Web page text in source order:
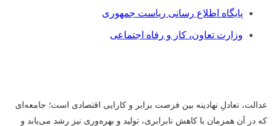
پایگاه اطلاع رسانی ریاست جمهوری
وزارت تعاون، کار و رفاه اجتماعی
عدالت، تعادلِ نهادینه بین فرصت برابر و کارایی اقتصادی است؛ جامعه‌ای
که در آن همزمان با کاهش نابرابری، تولید و بهره‌وری نیز رشد می‌یابد و